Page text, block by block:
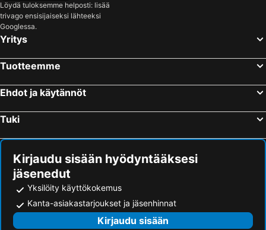
Löydä tuloksemme helposti: lisää
trivago ensisijaiseksi lähteeksi
Googlessa.
Yritys
Tuotteemme
Ehdot ja käytännöt
Tuki
Kirjaudu sisään hyödyntääksesi
jäsenedut
Yksilöity käyttökokemus
Kanta-asiakastarjoukset ja jäsenhinnat
Kirjaudu sisään